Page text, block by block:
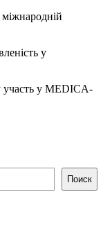
у
участь у MEDICA-
Поиск